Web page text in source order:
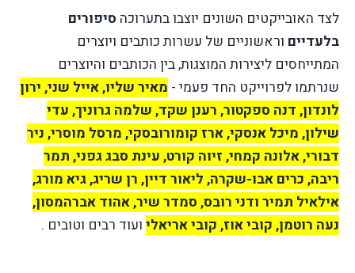
לצד האובייקטים השונים יוצבו בתערוכה סיפורים
בלעדיים וראשוניים של עשרות כותבים ויוצרים
המתייחסים ליצירות המוצגות, בין הכותבים והיוצרים
שנרתמו לפרוייקט החד פעמי - מאיר שליו, אייל שני, ירון
לונדון, דנה ספקטור, רענן שקד, שלמה גרוניך, עדי
שילון, מיכל אנסקי, ארז קומורובסקי, מרסל מוסרי, ניר
דבורי, אלונה קמחי, זיוה קורט, עינת סבג גפני, תמר
ריבה, כרים אבו-שקרה, ליאור דיין, רן שריג, גיא מורג,
אילאיל תמיר ודני רובס, סמדר שיר, אהוד אברהמסון,
נעה רוטמן, קובי אוז, קובי אריאלי ועוד רבים וטובים .